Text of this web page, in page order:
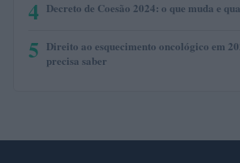
4 Decreto de Coesão 2024: o que muda e
5 Direito ao esquecimento oncológico em
precisa saber